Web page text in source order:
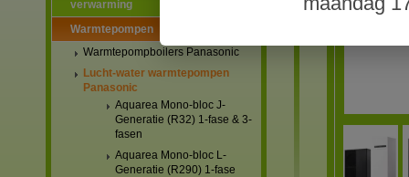
verwarming
Warmtepompen
Warmtepompboilers Panasonic
Lucht-water warmtepompen
Panasonic
Aquarea Mono-bloc J-
Generatie (R32) 1-fase & 3-
fasen
Aquarea Mono-bloc L-
Generatie (R290) 1-fase